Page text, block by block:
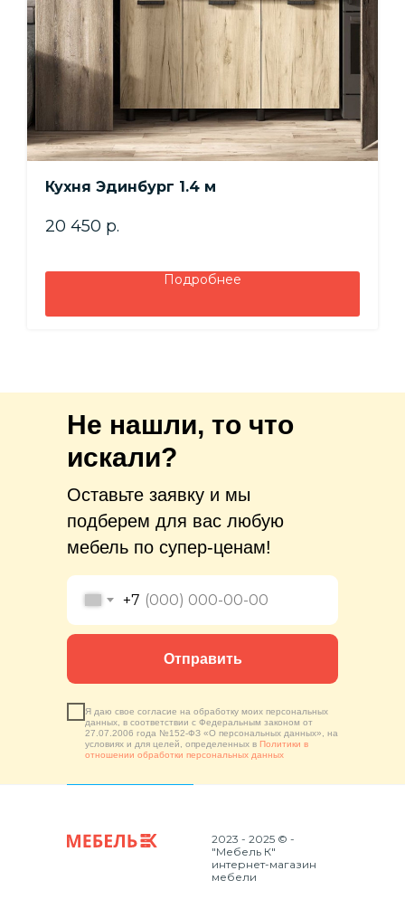
Кухня Эдинбург 1.4 м
20 450 р.
Подробнее
Не нашли, то что
искали?
Оставьте заявку и мы
подберем для вас любую
мебель по супер-ценам!
+7
Я даю свое согласие на обработку моих персональных
данных, в соответствии с Федеральным законом от
27.07.2006 года №152-ФЗ «О персональных данных», на
условиях и для целей, определенных в Политики в
отношении обработки персональных данных
Отправить
2023 - 2025 © -
"Мебель К"
интернет-магазин
мебели